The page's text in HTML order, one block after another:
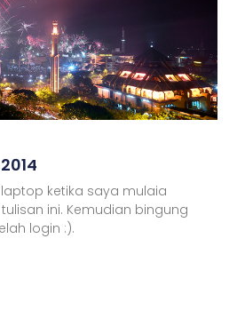
laptop ketika saya mulaia
ini. Kemudian bingung
login :).